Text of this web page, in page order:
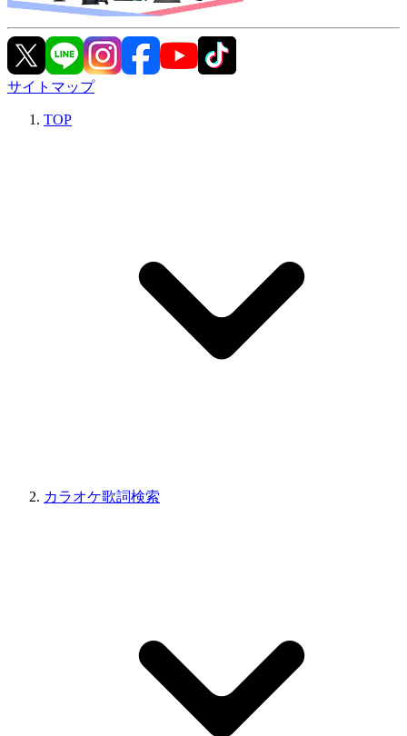
サイトマップ
TOP
カラオケ歌詞検索